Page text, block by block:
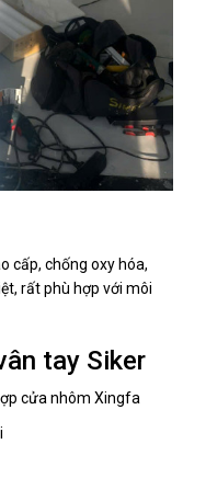
cấp, chống oxy hóa,
rất phù hợp với môi
tay Siker
cửa nhôm Xingfa